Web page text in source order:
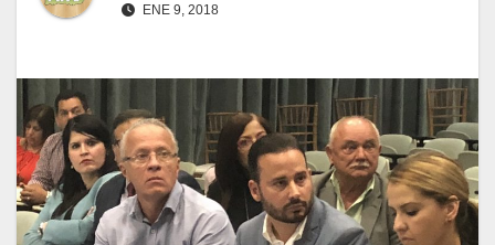
ENE 9, 2018